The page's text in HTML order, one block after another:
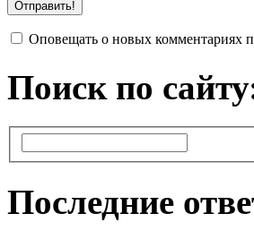
Оповещать о новых комментариях
Поиск по
Последние